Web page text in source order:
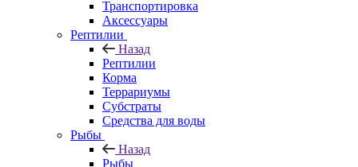
Транспортировка
Аксессуары
Рептилии
Назад
Рептилии
Корма
Террариумы
Субстраты
Средства для воды
Рыбы
Назад
Рыбы